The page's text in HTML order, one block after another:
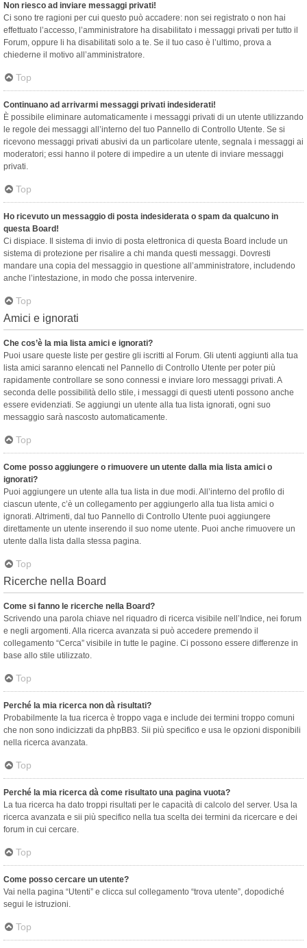
Non riesco ad inviare messaggi privati!
Ci sono tre ragioni per cui questo può accadere: non sei registrato o non hai
effettuato l’accesso, l’amministratore ha disabilitato i messaggi privati per tutto il
Forum, oppure li ha disabilitati solo a te. Se il tuo caso è l’ultimo, prova a
chiederne il motivo all’amministratore.
Top
Continuano ad arrivarmi messaggi privati indesiderati!
È possibile eliminare automaticamente i messaggi privati ​​di un utente utilizzando
le regole dei messaggi all’interno del tuo Pannello di Controllo Utente. Se si
ricevono messaggi privati ​​abusivi da un particolare utente, segnala i messaggi ai
moderatori; essi hanno il potere di impedire a un utente di inviare messaggi
privati​​.
Top
Ho ricevuto un messaggio di posta indesiderata o spam da qualcuno in
questa Board!
Ci dispiace. Il sistema di invio di posta elettronica di questa Board include un
sistema di protezione per risalire a chi manda questi messaggi. Dovresti
mandare una copia del messaggio in questione all’amministratore, includendo
anche l’intestazione, in modo che possa intervenire.
Top
Amici e ignorati
Che cos’è la mia lista amici e ignorati?
Puoi usare queste liste per gestire gli iscritti al Forum. Gli utenti aggiunti alla tua
lista amici saranno elencati nel Pannello di Controllo Utente per poter più
rapidamente controllare se sono connessi e inviare loro messaggi privati. A
seconda delle possibilità dello stile, i messaggi di questi utenti possono anche
essere evidenziati. Se aggiungi un utente alla tua lista ignorati, ogni suo
messaggio sarà nascosto automaticamente.
Top
Come posso aggiungere o rimuovere un utente dalla mia lista amici o
ignorati?
Puoi aggiungere un utente alla tua lista in due modi. All’interno del profilo di
ciascun utente, c’è un collegamento per aggiungerlo alla tua lista amici o
ignorati. Altrimenti, dal tuo Pannello di Controllo Utente puoi aggiungere
direttamente un utente inserendo il suo nome utente. Puoi anche rimuovere un
utente dalla lista dalla stessa pagina.
Top
Ricerche nella Board
Come si fanno le ricerche nella Board?
Scrivendo una parola chiave nel riquadro di ricerca visibile nell’Indice, nei forum
e negli argomenti. Alla ricerca avanzata si può accedere premendo il
collegamento “Cerca” visibile in tutte le pagine. Ci possono essere differenze in
base allo stile utilizzato.
Top
Perché la mia ricerca non dà risultati?
Probabilmente la tua ricerca è troppo vaga e include dei termini troppo comuni
che non sono indicizzati da phpBB3. Sii più specifico e usa le opzioni disponibili
nella ricerca avanzata.
Top
Perché la mia ricerca dà come risultato una pagina vuota?
La tua ricerca ha dato troppi risultati per le capacità di calcolo del server. Usa la
ricerca avanzata e sii più specifico nella tua scelta dei termini da ricercare e dei
forum in cui cercare.
Top
Come posso cercare un utente?
Vai nella pagina “Utenti” e clicca sul collegamento “trova utente”, dopodiché
segui le istruzioni.
Top